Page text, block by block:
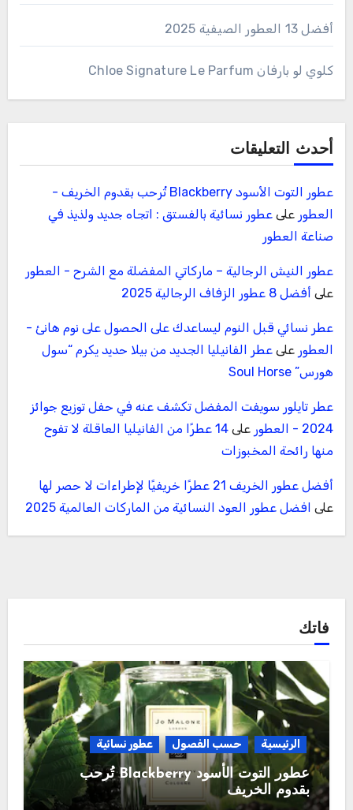
أفضل 13 العطور الصيفية 2025
كلوي لو بارفان Chloe Signature Le Parfum
أحدث التعليقات
عطور التوت الأسود Blackberry تُرحب بقدوم الخريف -
العطور على عطور نسائية بالفستق : اتجاه جديد ولذيذ في
صناعة العطور
عطور النيش الرجالية – ماركاتي المفضلة مع الشرح - العطور
على أفضل 8 عطور الزفاف الرجالية 2025
عطر نسائي قبل النوم ليساعدك على الحصول على نوم هانئ -
العطور على عطر الفانيليا الجديد من بيلا حديد يكرم “سول
هورس” Soul Horse
عطر تايلور سويفت المفضل تكشف عنه في حفل توزيع جوائز
2024 - العطور
على
14 عطرًا من الفانيليا العاقلة لا تفوح
منها رائحة المخبوزات
أفضل عطور الخريف 21 عطرًا خريفيًا لإطراءات لا حصر لها
على افضل عطور العود النسائية من الماركات العالمية 2025
فاتك
الرئيسية حسب الفصول عطور نسائية
عطور التوت الأسود Blackberry تُرحب
بقدوم الخريف